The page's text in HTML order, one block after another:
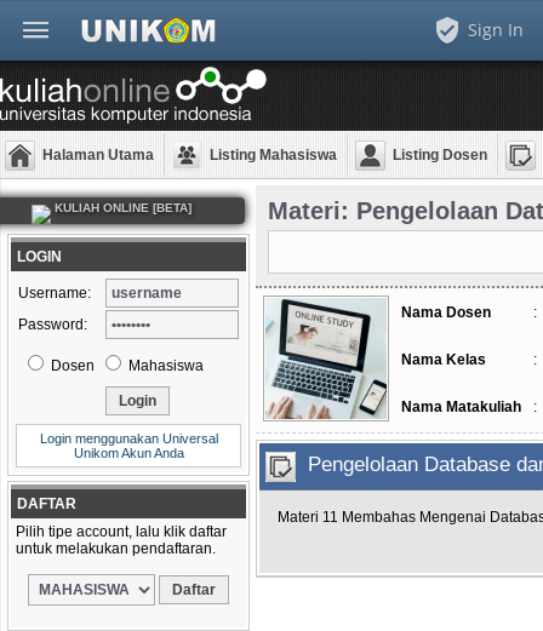
Sign In
Halaman Utama Listing Mahasiswa Listing Dosen
KULIAH ONLINE [BETA]
LOGIN
Username:
Password:
Dosen Mahasiswa
Login menggunakan Universal
Unikom Akun Anda
DAFTAR
Pilih tipe account, lalu klik daftar
untuk melakukan pendaftaran.
Materi: Pengelolaan
Nama Dosen :
Nama Kelas :
Nama Matakuliah :
Pengelolaan Database
Materi 11 Membahas Mengenai